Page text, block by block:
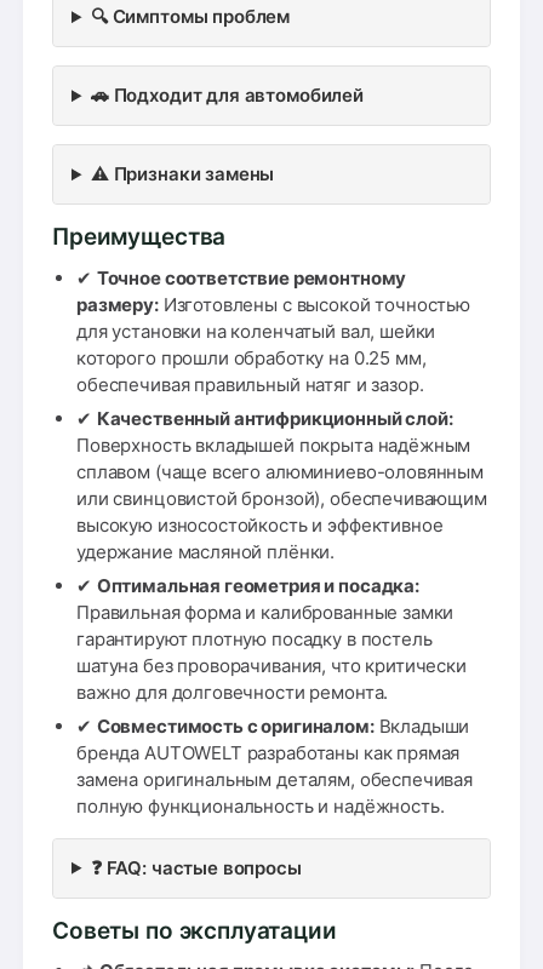
🔍 Симптомы проблем
🚗 Подходит для автомобилей
⚠️ Признаки замены
Преимущества
✔ Точное соответствие ремонтному
размеру:Изготовлены с высокой точностью
для установки на коленчатый вал, шейки
которого прошли обработку на 0.25 мм,
обеспечивая правильный натяг и зазор.
✔ Качественный антифрикционный слой:
Поверхность вкладышей покрыта надёжным
сплавом (чаще всего алюминиево-оловянным
или свинцовистой бронзой), обеспечивающим
высокую износостойкость и эффективное
удержание масляной плёнки.
✔ Оптимальная геометрия и посадка:
Правильная форма и калиброванные замки
гарантируют плотную посадку в постель
шатуна без проворачивания, что критически
важно для долговечности ремонта.
✔ Совместимость с оригиналом:Вкладыши
бренда AUTOWELT разработаны как прямая
замена оригинальным деталям, обеспечивая
полную функциональность и надёжность.
❓ FAQ: частые вопросы
Советы по эксплуатации